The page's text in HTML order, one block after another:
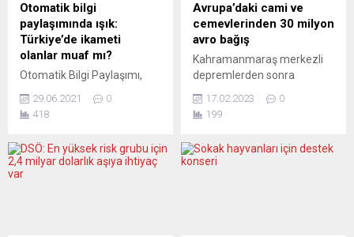
Otomatik bilgi
paylaşımında ışık:
Türkiye’de ikameti
olanlar muaf mı?
Otomatik Bilgi Paylaşımı,
onaylamasıyla yürürlükte.
Hollanda’da ne olacak?
Türkiye’de mal varlığı
olanların durumu nasıl
29.06.2021
0
418
Avrupa’daki cami ve
cemevlerinden 30 milyon
avro bağış
Kahramanmaraş merkezli
depremlerden sonra
dini kuruluşlar da yardım
kampanyaları başlattı. Cami
bağışlar 30 milyon euroyu
17.02.2023
0
199